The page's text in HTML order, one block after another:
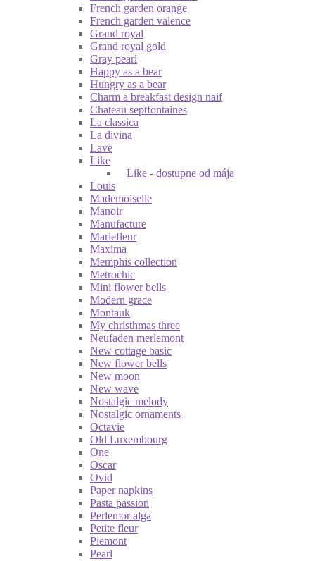
French garden orange
French garden valence
Grand royal
Grand royal gold
Gray pearl
Happy as a bear
Hungry as a bear
Charm a breakfast design naif
Chateau septfontaines
La classica
La divina
Lave
Like
Like - dostupne od mája
Louis
Mademoiselle
Manoir
Manufacture
Mariefleur
Maxima
Memphis collection
Metrochic
Mini flower bells
Modern grace
Montauk
My christhmas three
Neufaden merlemont
New cottage basic
New flower bells
New moon
New wave
Nostalgic melody
Nostalgic ornaments
Octavie
Old Luxembourg
One
Oscar
Ovid
Paper napkins
Pasta passion
Perlemor alga
Petite fleur
Piemont
Pearl